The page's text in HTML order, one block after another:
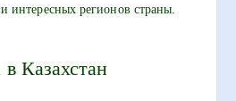
интересных регионов страны.
Казахстан